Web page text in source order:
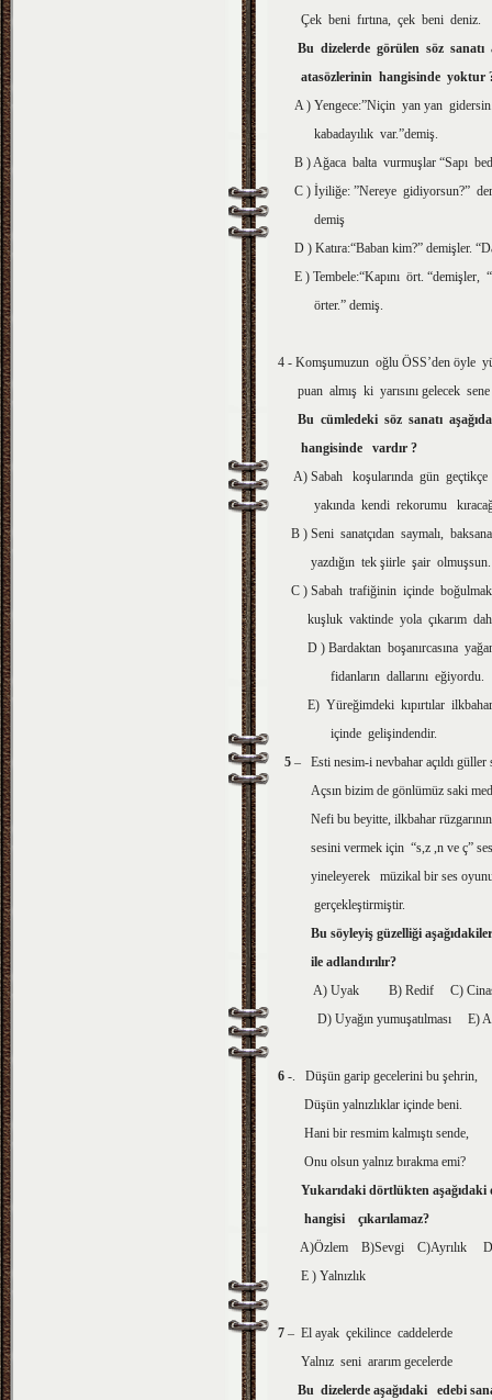
Çek beni fırtına, çek beni deniz.
Bu dizelerde görülen söz sanatı
atasözlerinin hangisinde yoktur
A ) Yengece:”Niçin yan yan
kabadayılık var.”demiş.
B ) Ağaca balta vurmuşlar “Sapı
C ) İyiliğe: ”Nereye gidiyorsun?”
demiş
D ) Katıra:“Baban kim?” demişler.
E ) Tembele:“Kapını ört. “demişler,
örter.” demiş.
4 - Komşumuzun oğlu ÖSS’den öyle
puan almış ki yarısını gelecek
Bu cümledeki söz sanatı
hangisinde vardır ?
A) Sabah koşularında gün geçtikçe
yakında kendi rekorumu
B ) Seni sanatçıdan saymalı, baksana
yazdığın tek şiirle şair olmuşsun.
C ) Sabah trafiğinin içinde
kuşluk vaktinde yola çıkarım
D ) Bardaktan boşanırcasına
fidanların dallarını eğiyordu.
E) Yüreğimdeki kıpırtılar
içinde gelişindendir.
5 – Esti nesim-i nevbahar açıldı güller
Açsın bizim de gönlümüz saki
Nefi bu beyitte, ilkbahar rüzgarının
sesini vermek için “s,z ,n ve ç”
yineleyerek müzikal bir ses
gerçekleştirmiştir.
Bu söyleyiş güzelliği
ile adlandırılır?
A) Uyak B) Redif C)
D) Uyağın yumuşatılması E)
6 -. Düşün garip gecelerini bu şehrin,
Düşün yalnızlıklar içinde beni.
Hani bir resmim kalmıştı sende,
Onu olsun yalnız bırakma emi?
Yukarıdaki dörtlükten aşağıdaki
hangisi çıkarılamaz?
A)Özlem B)Sevgi C)Ayrılık
E ) Yalnızlık
7 – El ayak çekilince caddelerde
Yalnız seni ararım gecelerde
Bu dizelerde aşağıdaki edebi